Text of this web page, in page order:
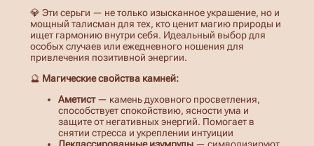
у
г
о
м
м
а
й
о
💎 Эти серьги — не только изысканное украшение, но и
мощный талисман для тех, кто ценит магию природы и
ищет гармонию внутри себя. Идеальный выбор для
особых случаев или ежедневного ношения для
привлечения позитивной энергии.
🔮 Магические свойства камней:
Аметист— камень духовного просветления,
способствует спокойствию, ясности ума и
защите от негативных энергий. Помогает в
снятии стресса и укреплении интуиции